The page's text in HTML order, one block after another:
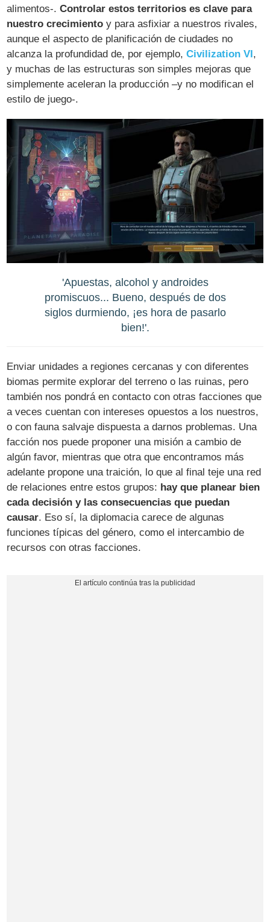
alimentos-.Controlar estos territorios es clave para
nuestro crecimiento y para asfixiar a nuestros rivales,
aunque el aspecto de planificación de ciudades no
alcanza la profundidad de, por ejemplo,Civilization VI ,
y muchas de las estructuras son simples mejoras que
simplemente aceleran la producción –y no modifican el
estilo de juego-.
'Apuestas, alcohol y androides
promiscuos... Bueno, después de dos
siglos durmiendo, ¡es hora de pasarlo
bien!'.
Enviar unidades a regiones cercanas y con diferentes
biomas permite explorar del terreno o las ruinas, pero
también nos pondrá en contacto con otras facciones que
a veces cuentan con intereses opuestos a los nuestros,
o con fauna salvaje dispuesta a darnos problemas. Una
facción nos puede proponer una misión a cambio de
algún favor, mientras que otra que encontramos más
adelante propone una traición, lo que al final teje una red
de relaciones entre estos grupos: hay que planear bien
cada decisión y las consecuencias que puedan
causar. Eso sí, la diplomacia carece de algunas
funciones típicas del género, como el intercambio de
recursos con otras facciones.